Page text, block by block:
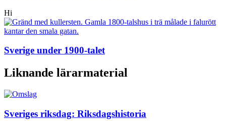
Hi
Sverige under 1900-talet
Liknande lärarmaterial
Sveriges riksdag: Riksdagshistoria